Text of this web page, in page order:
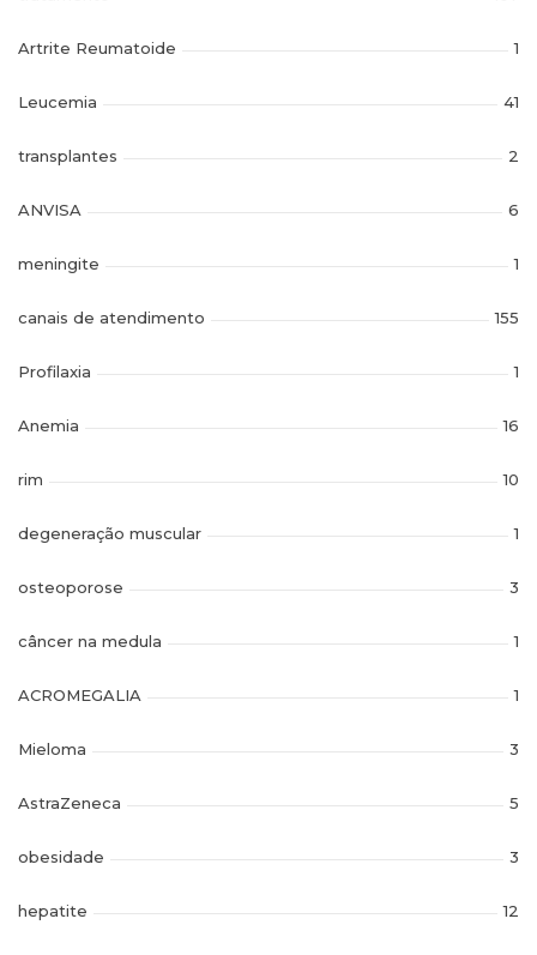
Artrite Reumatoide 1
Leucemia 41
transplantes 2
ANVISA 6
meningite 1
canais de atendimento 155
Profilaxia 1
Anemia 16
rim 10
degeneração muscular 1
osteoporose 3
câncer na medula 1
ACROMEGALIA 1
Mieloma 3
AstraZeneca 5
obesidade 3
hepatite 12